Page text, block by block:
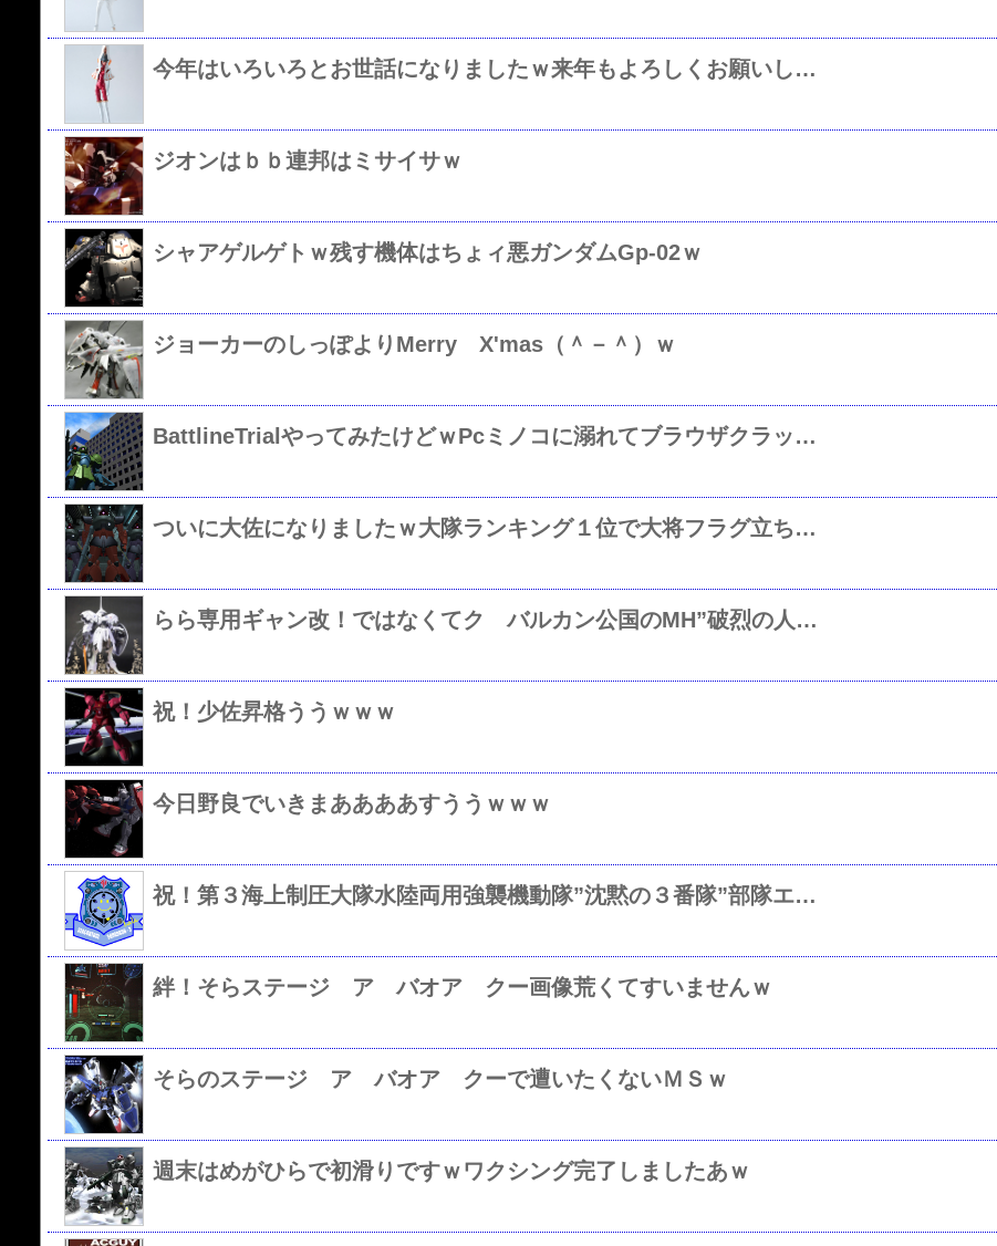
今年はいろいろとお世話になりましたｗ来年もよろしくお願いしますｍ（＿＿）ｍ良いお年をｗぺこりｗ
ジオンはｂｂ連邦はミサイサｗ
シャアゲルゲトｗ残す機体はちょィ悪ガンダムGp-02ｗ
ジョーカーのしっぽよりMerry X'mas（＾－＾）ｗ
BattlineTrialやってみたけどｗPcミノコに溺れてブラウザクラッシュｗQ式のPcではだめですねｗ
ついに大佐になりましたｗ大隊ランキング１位で大将フラグ立ちますｗ
らら専用ギャン改！ではなくてク バルカン公国のMH”破烈の人形”ギザカッコヨスｗ
祝！少佐昇格ううｗｗｗ
今日野良でいきまああああすううｗｗｗ
祝！第３海上制圧大隊水陸両用強襲機動隊”沈黙の３番隊”部隊エンブレム完成披露ですｗ
絆！そらステージ ア バオア クー画像荒くてすいませんｗ
そらのステージ ア バオア クーで遭いたくないＭＳｗ
週末はめがひらで初滑りですｗワクシング完了しましたあｗ